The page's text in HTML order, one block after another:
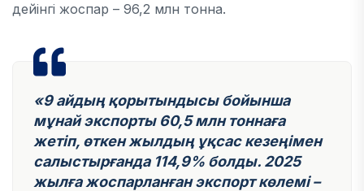
дейінгі жоспар – 96,2 млн тонна.
«9 айдың қорытындысы бойынша
мұнай экспорты 60,5 млн тоннаға
жетіп, өткен жылдың ұқсас кезеңімен
салыстырғанда 114,9% болды. 2025
жылға жоспарланған экспорт көлемі –